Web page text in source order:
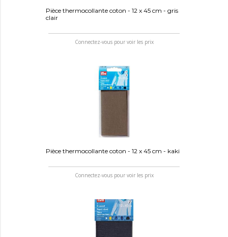
Pièce thermocollante coton - 12 x 45 cm - gris
clair
Connectez-vous pour voir les prix
Pièce thermocollante coton - 12 x 45 cm - kaki
Connectez-vous pour voir les prix